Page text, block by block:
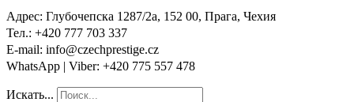
Адрес: Глубочепска 1287/2a, 152 00, Прага, Чехия
Тел.: +420 777 703 337
E-mail: info@czechprestige.cz
WhatsApp | Viber: +420 775 557 478
Искать...